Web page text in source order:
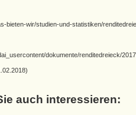
bieten-wir/studien-und-statistiken/
dokumente/renditedreieck/
auch interessieren: